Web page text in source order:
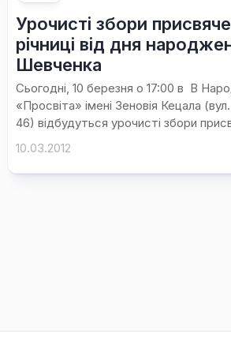
Урочисті збори
річниці від дня
Шевченка
Сьогодні, 10 березня о 17:00 в В
«Просвіта» імені Зеновія Кецала
46) відбудуться урочисті збори
10.03.2012